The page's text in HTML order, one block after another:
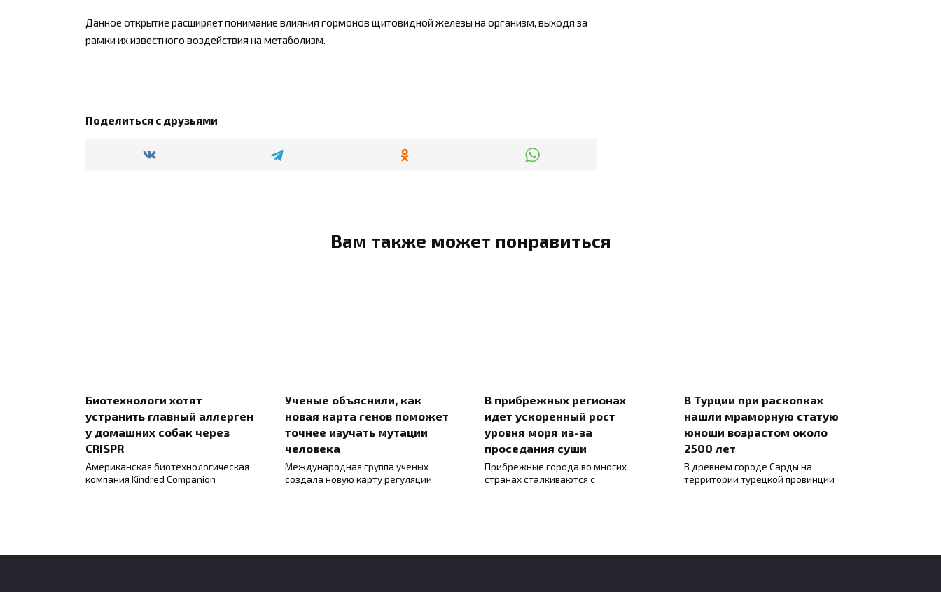
Данное открытие расширяет понимание влияния гормонов щитовидной железы на организм, выходя за
рамки их известного воздействия на метаболизм.
Поделиться с друзьями
Вам также может понравиться
Биотехнологи хотят
устранить главный аллерген
у домашних собак через
CRISPR
Американская биотехнологическая
компания Kindred Companion
Ученые объяснили, как
новая карта генов поможет
точнее изучать мутации
человека
Международная группа ученых
создала новую карту регуляции
В прибрежных регионах
идет ускоренный рост
уровня моря из-за
проседания суши
Прибрежные города во многих
странах сталкиваются с
В Турции при раскопках
нашли мраморную статую
юноши возрастом около
2500 лет
В древнем городе Сарды на
территории турецкой провинции